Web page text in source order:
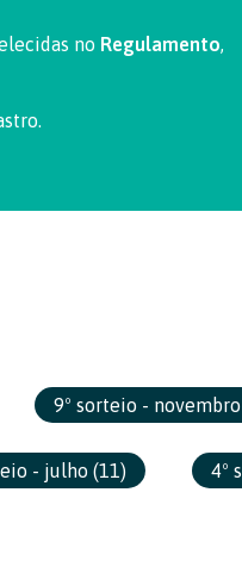
no Regulamento
9º sorteio - novembro
- julho(11) 4º